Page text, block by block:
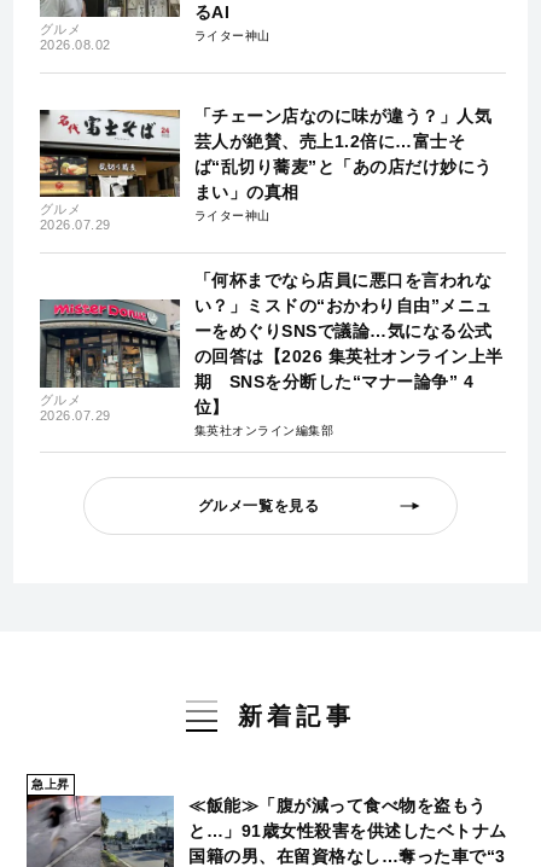
グルメ
2026.08.02
るAI
ライター神山
グルメ
2026.07.29
「チェーン店なのに味が違う？」人気
芸人が絶賛、売上1.2倍に…富士そ
ば“乱切り蕎麦”と「あの店だけ妙にう
まい」の真相
ライター神山
グルメ
2026.07.29
「何杯までなら店員に悪口を言われな
い？」ミスドの“おかわり自由”メニュ
ーをめぐりSNSで議論…気になる公式
の回答は【2026 集英社オンライン上半
期 SNSを分断した“マナー論争” 4
位】
集英社オンライン編集部
グルメ一覧を見る
新着記事
急上昇
≪飯能≫「腹が減って食べ物を盗もう
と…」91歳女性殺害を供述したベトナム
国籍の男、在留資格なし…奪った車で“3